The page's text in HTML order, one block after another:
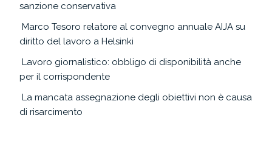
sanzione conservativa
Marco Tesoro relatore al convegno annuale AIJA su
diritto del lavoro a Helsinki
Lavoro giornalistico: obbligo di disponibilità anche
per il corrispondente
La mancata assegnazione degli obiettivi non è causa
di risarcimento